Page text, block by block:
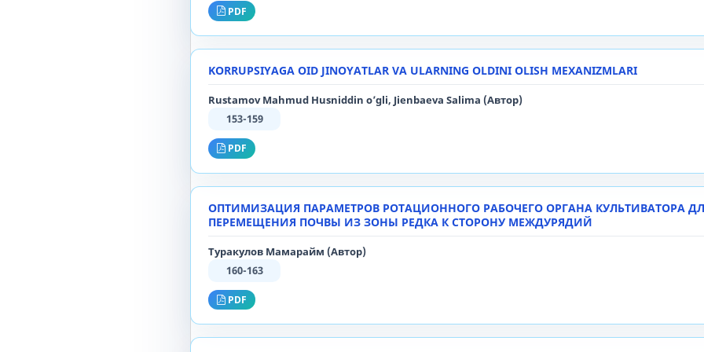
PDF
KORRUPSIYAGA OID JINOYATLAR VA ULARNING OLDINI OLISH MEXANIZMLARI
Rustamov Mahmud Husniddin o’gli, Jienbaeva Salima (Автор)
153-159
PDF
ОПТИМИЗАЦИЯ ПАРАМЕТРОВ РОТАЦИОННОГО РАБОЧЕГО ОРГАНА КУЛЬТИВАТОРА
ПЕРЕМЕЩЕНИЯ ПОЧВЫ ИЗ ЗОНЫ РЕДКА К СТОРОНУ МЕЖДУРЯДИЙ
Туракулов Мамарайм (Автор)
160-163
PDF